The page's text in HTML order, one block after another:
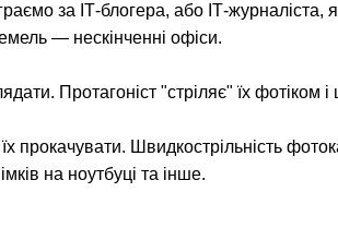
за ІТ-блогера, або ІТ-журналіста,
— нескінченні офіси.
Протагоніст "стріляє" їх
прокачувати. Швидкострільність
на ноутбуці та інше.